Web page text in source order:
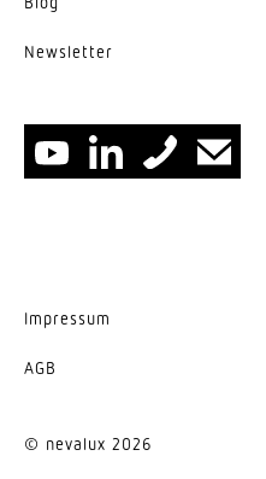
News­letter
Impressum
AGB
© nevalux 2026